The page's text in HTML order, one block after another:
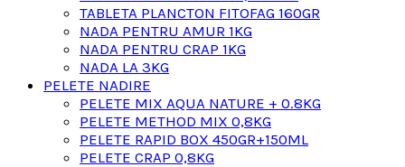
TABLETA PLANCTON FITOFAG 160GR
NADA PENTRU AMUR 1KG
NADA PENTRU CRAP 1KG
NADA LA 3KG
PELETE NADIRE
PELETE MIX AQUA NATURE + 0.8KG
PELETE METHOD MIX 0,8KG
PELETE RAPID BOX 450GR+150ML
PELETE CRAP 0,8KG